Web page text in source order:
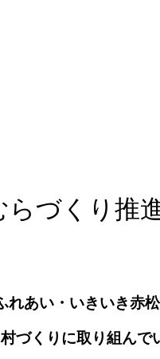
らづくり推
あい・いきいき赤
づくりに取り組んで